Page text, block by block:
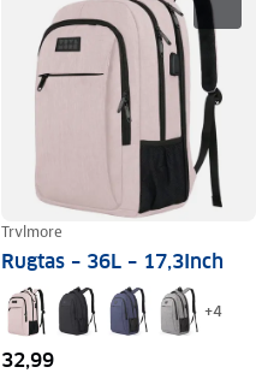
Trvlmore
Rugtas – 36L – 17,3Inch
+4
32,99